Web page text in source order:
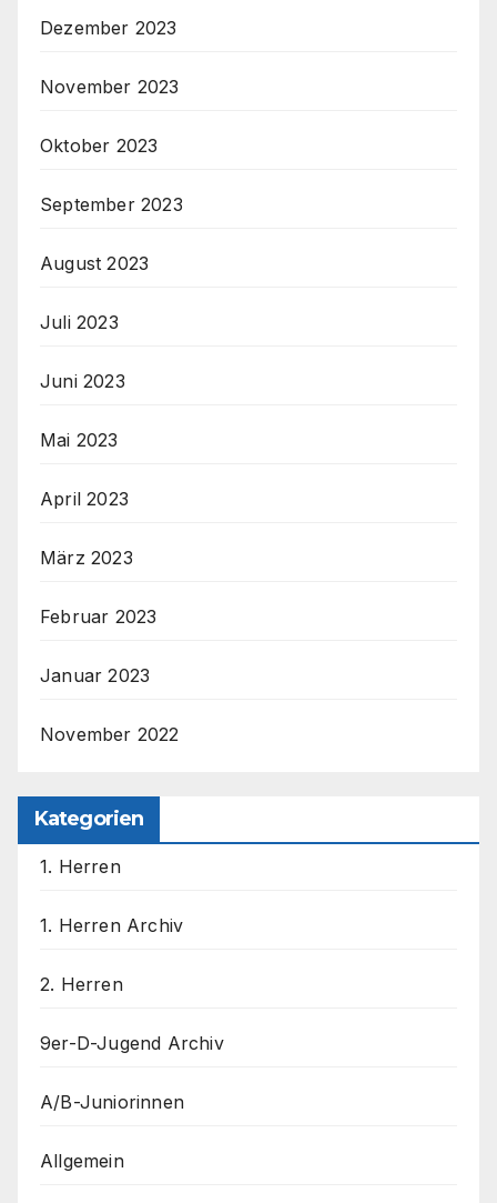
Dezember 2023
November 2023
Oktober 2023
September 2023
August 2023
Juli 2023
Juni 2023
Mai 2023
April 2023
März 2023
Februar 2023
Januar 2023
November 2022
Kategorien
1. Herren
1. Herren Archiv
2. Herren
9er-D-Jugend Archiv
A/B-Juniorinnen
Allgemein